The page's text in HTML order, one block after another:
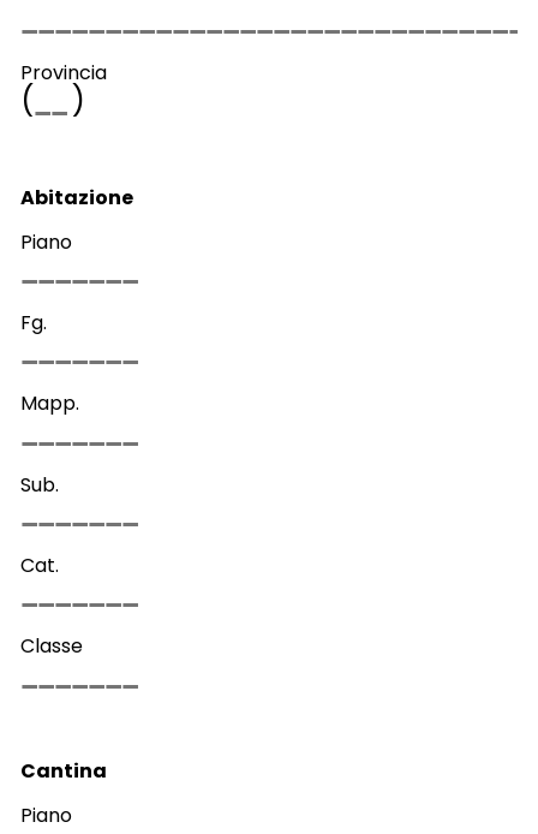
Provincia
( )
Abitazione
Piano
Fg.
Mapp.
Sub.
Cat.
Classe
Cantina
Piano